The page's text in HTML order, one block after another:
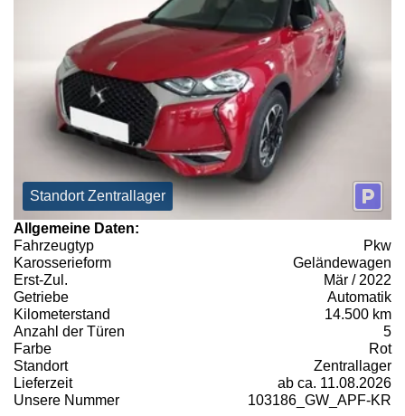
Standort Zentrallager
Allgemeine Daten:
Fahrzeugtyp
Pkw
Karosserieform
Geländewagen
Erst-Zul.
Mär / 2022
Getriebe
Automatik
Kilometerstand
14.500 km
Anzahl der Türen
5
Farbe
Rot
Standort
Zentrallager
Lieferzeit
ab ca. 11.08.2026
Unsere Nummer
103186_GW_APF-KR